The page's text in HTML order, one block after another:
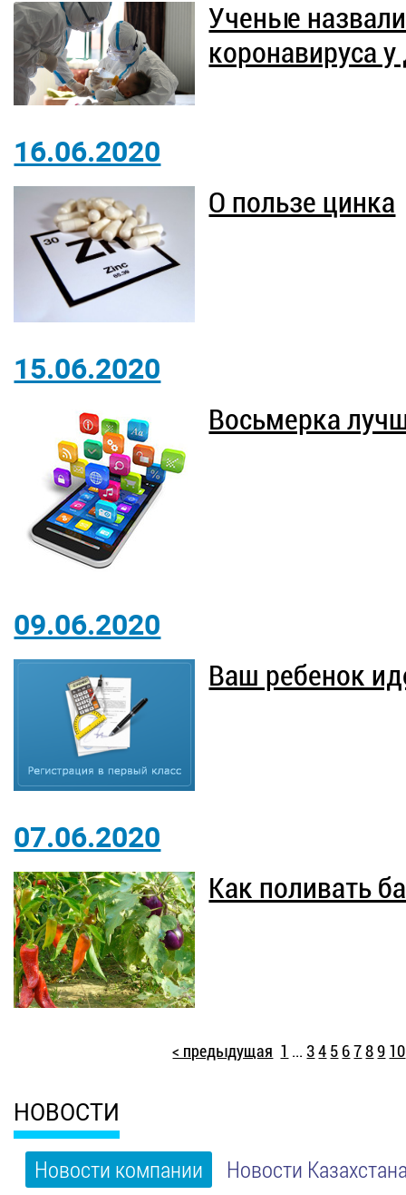
Ученые
коронавируса у
16.06.2020
О пользе цинка
15.06.2020
Восьмерка
09.06.2020
Ваш ребенок
07.06.2020
Как поливать
< предыдущая 1 ... 3 4 5 6 7 8 9 10
НОВОСТИ
Новости компании
Новости